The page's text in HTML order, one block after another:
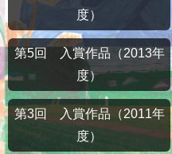
度）
第5回 入賞作品（2013年
度）
第3回 入賞作品（2011年
度）